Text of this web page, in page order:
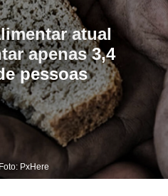
atual
apenas 3,4
pessoas
PxHere